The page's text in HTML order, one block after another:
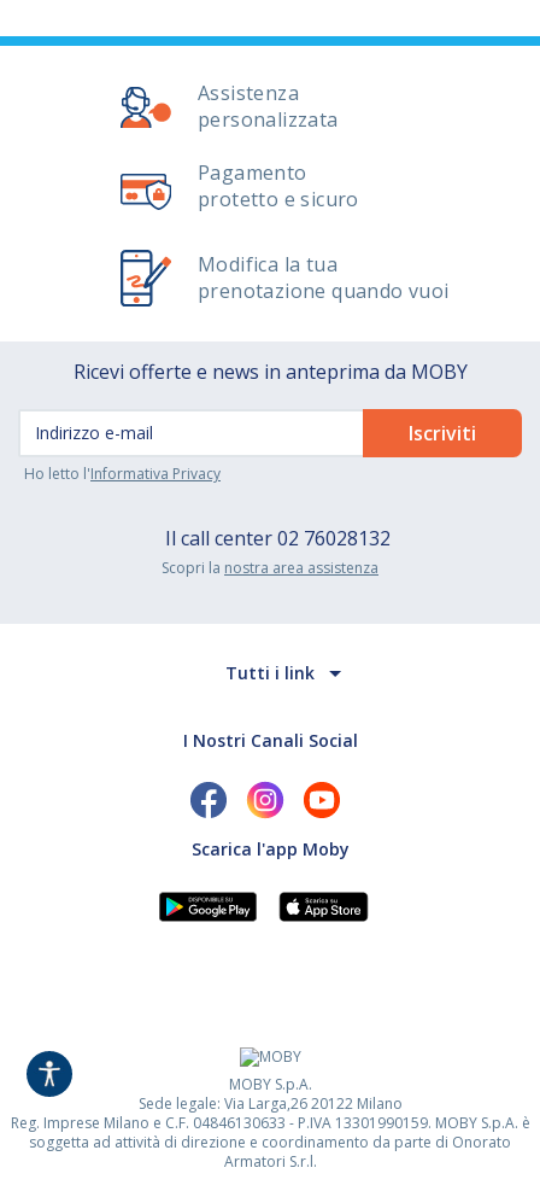
Assistenza
personalizzata
Pagamento
protetto e sicuro
Modifica la tua
prenotazione quando vuoi
Ricevi offerte e news in anteprima da MOBY
Ho letto l'Informativa Privacy
Il call center02 76028132
Scopri la nostra area assistenza
Tutti i link
I Nostri Canali Social
Scarica l'app Moby
MOBY S.p.A.
Sede legale: Via Larga,26 20122 Milano
Reg. Imprese Milano e C.F. 04846130633 - P.IVA 13301990159. MOBY S.p.A. è
soggetta ad attività di direzione e coordinamento da parte di Onorato
Armatori S.r.l.